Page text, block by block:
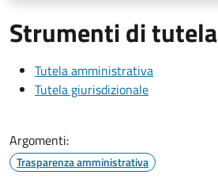
Strumenti di tutela
Tutela amministrativa
Tutela giurisdizionale
Argomenti:
Trasparenza amministrativa